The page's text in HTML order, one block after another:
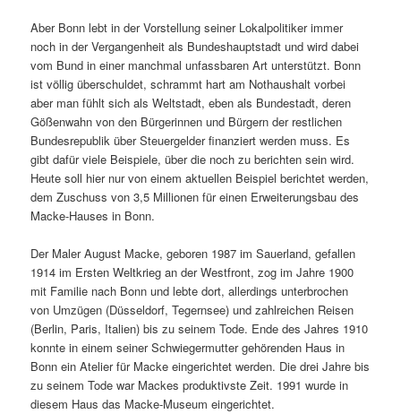
Aber Bonn lebt in der Vorstellung seiner Lokalpolitiker immer
noch in der Vergangenheit als Bundeshauptstadt und wird dabei
vom Bund in einer manchmal unfassbaren Art unterstützt. Bonn
ist völlig überschuldet, schrammt hart am Nothaushalt vorbei
aber man fühlt sich als Weltstadt, eben als Bundestadt, deren
Gößenwahn von den Bürgerinnen und Bürgern der restlichen
Bundesrepublik über Steuergelder finanziert werden muss. Es
gibt dafür viele Beispiele, über die noch zu berichten sein wird.
Heute soll hier nur von einem aktuellen Beispiel berichtet werden,
dem Zuschuss von 3,5 Millionen für einen Erweiterungsbau des
Macke-Hauses in Bonn.
Der Maler August Macke, geboren 1987 im Sauerland, gefallen
1914 im Ersten Weltkrieg an der Westfront, zog im Jahre 1900
mit Familie nach Bonn und lebte dort, allerdings unterbrochen
von Umzügen (Düsseldorf, Tegernsee) und zahlreichen Reisen
(Berlin, Paris, Italien) bis zu seinem Tode. Ende des Jahres 1910
konnte in einem seiner Schwiegermutter gehörenden Haus in
Bonn ein Atelier für Macke eingerichtet werden. Die drei Jahre bis
zu seinem Tode war Mackes produktivste Zeit. 1991 wurde in
diesem Haus das Macke-Museum eingerichtet.